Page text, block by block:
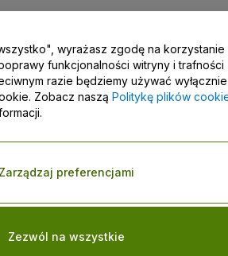
GmbH 2026 Informacje dotyczące
internetowej oznacza akceptację
orazPolityki dotyczącej plików
w przypadku urządzeń mobilnych
zakresie prywatności
wyrażasz zgodę na korzystanie
funkcjonalności witryny i trafności
razie będziemy używać wyłącznie
Zobacz naszą Politykę plików
Zezwól na wszystkie
Zarządzaj preferencjami